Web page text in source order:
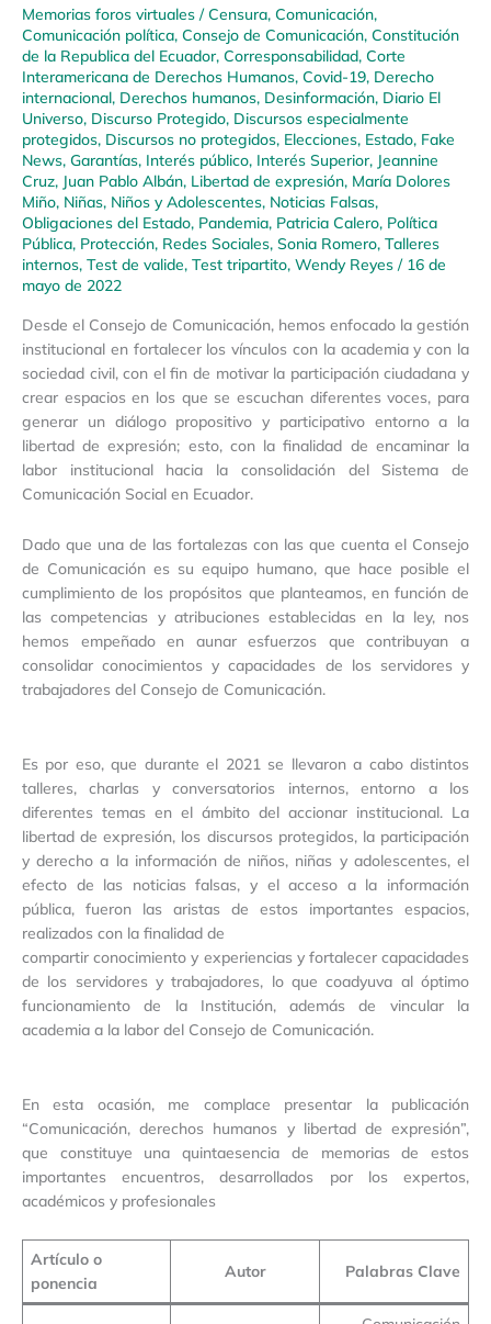
Memorias foros virtuales /Censura, Comunicación,
Comunicación política, Consejo de Comunicación, Constitución
de la Republica del Ecuador, Corresponsabilidad, Corte
Interamericana de Derechos Humanos, Covid-19, Derecho
internacional, Derechos humanos, Desinformación, Diario El
Universo, Discurso Protegido, Discursos especialmente
protegidos, Discursos no protegidos, Elecciones, Estado, Fake
News, Garantías, Interés público, Interés Superior, Jeannine
Cruz, Juan Pablo Albán, Libertad de expresión, María Dolores
Miño, Niñas, Niños y Adolescentes, Noticias Falsas,
Obligaciones del Estado, Pandemia, Patricia Calero, Política
Pública, Protección, Redes Sociales, Sonia Romero, Talleres
internos, Test de valide, Test tripartito, Wendy Reyes / 16 de
mayo de 2022
Desde el Consejo de Comunicación, hemos enfocado la gestión
institucional en fortalecer los vínculos con la academia y con la
sociedad civil, con el fin de motivar la participación ciudadana y
crear espacios en los que se escuchan diferentes voces, para
generar un diálogo propositivo y participativo entorno a la
libertad de expresión; esto, con la finalidad de encaminar la
labor institucional hacia la consolidación del Sistema de
Comunicación Social en Ecuador.
Dado que una de las fortalezas con las que cuenta el Consejo
de Comunicación es su equipo humano, que hace posible el
cumplimiento de los propósitos que planteamos, en función de
las competencias y atribuciones establecidas en la ley, nos
hemos empeñado en aunar esfuerzos que contribuyan a
consolidar conocimientos y capacidades de los servidores y
trabajadores del Consejo de Comunicación.
Es por eso, que durante el 2021 se llevaron a cabo distintos
talleres, charlas y conversatorios internos, entorno a los
diferentes temas en el ámbito del accionar institucional. La
libertad de expresión, los discursos protegidos, la participación
y derecho a la información de niños, niñas y adolescentes, el
efecto de las noticias falsas, y el acceso a la información
pública, fueron las aristas de estos importantes espacios,
realizados con la finalidad de
compartir conocimiento y experiencias y fortalecer capacidades
de los servidores y trabajadores, lo que coadyuva al óptimo
funcionamiento de la Institución, además de vincular la
academia a la labor del Consejo de Comunicación.
En esta ocasión, me complace presentar la publicación
“Comunicación, derechos humanos y libertad de expresión”,
que constituye una quintaesencia de memorias de estos
importantes encuentros, desarrollados por los expertos,
académicos y profesionales
Artículo o
ponencia
Autor Palabras Clave